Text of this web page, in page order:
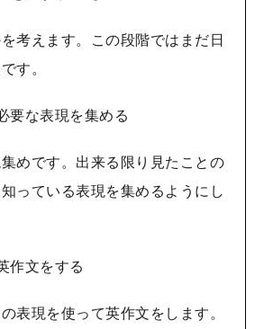
考えます。この段階ではまだ日
す。
要な表現を集める
めです。出来る限り見たことの
っている表現を集めるようにし
作文をする
表現を使って英作文をします。